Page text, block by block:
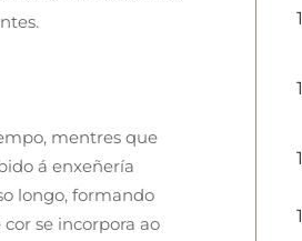
mentres que
á enxeñería
longo, formando
se incorpora ao